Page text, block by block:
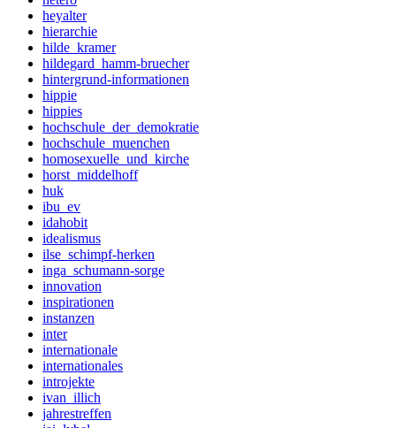
heyalter
hierarchie
hilde_kramer
hildegard_hamm-bruecher
hintergrund-informationen
hippie
hippies
hochschule_der_demokratie
hochschule_muenchen
homosexuelle_und_kirche
horst_middelhoff
huk
ibu_ev
idahobit
idealismus
ilse_schimpf-herken
inga_schumann-sorge
innovation
inspirationen
instanzen
inter
internationale
internationales
introjekte
ivan_illich
jahrestreffen